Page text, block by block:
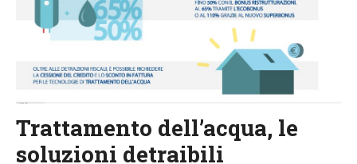
Trattamento dell’acqua, le
soluzioni detraibili